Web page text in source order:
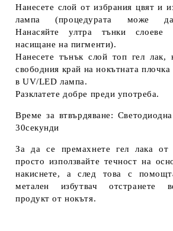
Нанесете слой от избрания цвят и
лампа (процедурата може
Нанасяйте ултра тънки слоеве
насищане на пигменти).
Нанесете тънък слой топ гел лак,
свободния край на нокътната плочка
в UV/LED лампа.
Разклатете добре преди употреба.
Време за втвърдяване:
30секунди
За да се премахнете гел лака от
просто използвайте течност на
накиснете, а след това с
метален избутвач отстранете
продукт от нокътя.